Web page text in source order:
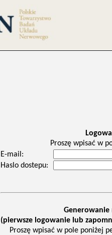
Proszę wpisać w
E-mail:
Haslo dostepu:
Generowanie
(pierwsze logowanie lub
Proszę wpisać w pole poniżej